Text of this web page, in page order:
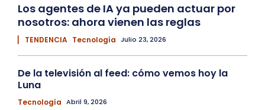
Los agentes de IA ya pueden actuar por
nosotros: ahora vienen las reglas
▏ TENDENCIA Tecnología Julio 23, 2026
De la televisión al feed: cómo vemos hoy la
Luna
Tecnología Abril 9, 2026